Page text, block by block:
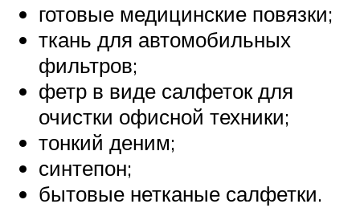
готовые медицинские повязки;
ткань для автомобильных
фильтров;
фетр в виде салфеток для
очистки офисной техники;
тонкий деним;
синтепон;
бытовые нетканые салфетки.